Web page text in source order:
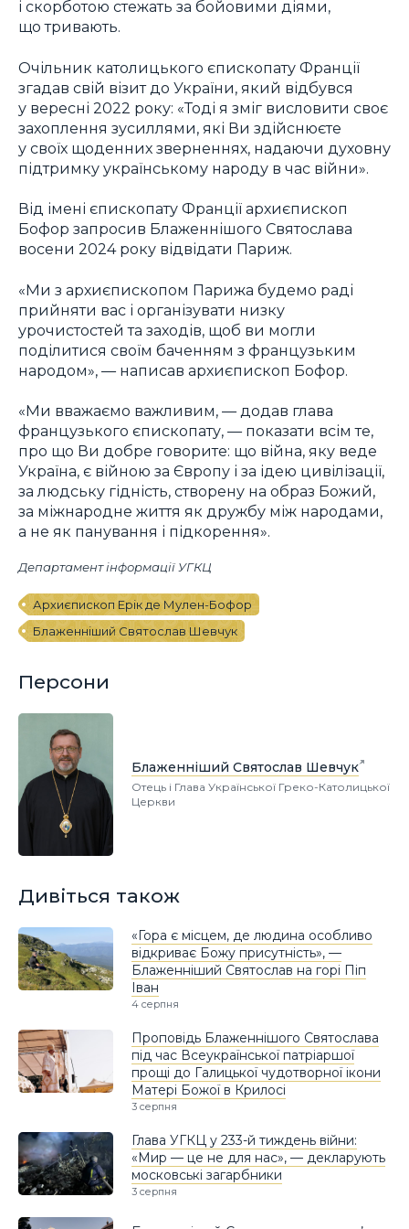
і скорботою стежать за бойовими діями,
що тривають.
Очільник католицького єпископату Франції
згадав свій візит до України, який відбувся
у вересні 2022 року: «Тоді я зміг висловити своє
захоплення зусиллями, які Ви здійснюєте
у своїх щоденних зверненнях, надаючи духовну
підтримку українському народу в час війни».
Від імені єпископату Франції архиєпископ
Бофор запросив Блаженнішого Святослава
восени 2024 року відвідати Париж.
«Ми з архиєпископом Парижа будемо раді
прийняти вас і організувати низку
урочистостей та заходів, щоб ви могли
поділитися своїм баченням з французьким
народом», — написав архиєпископ Бофор.
«Ми вважаємо важливим, — додав глава
французького єпископату, — показати всім те,
про що Ви добре говорите: що війна, яку веде
Україна, є війною за Європу і за ідею цивілізації,
за людську гідність, створену на образ Божий,
за міжнародне життя як дружбу між народами,
а не як панування і підкорення».
Департамент інформації УГКЦ
Архиєпископ Ерік де Мулен-Бофор
Блаженніший Святослав Шевчук
Персони
Блаженніший Святослав Шевчук
Отець і Глава Української Греко-Католицької
Церкви
Дивіться також
«Гора є місцем, де людина особливо
відкриває Божу присутність», —
Блаженніший Святослав на горі Піп
Іван
4 серпня
Проповідь Блаженнішого Святослава
під час Всеукраїнської патріаршої
прощі до Галицької чудотворної ікони
Матері Божої в Крилосі
3 серпня
Глава УГКЦ у 233-й тиждень війни:
«Мир — це не для нас», — декларують
московські загарбники
3 серпня